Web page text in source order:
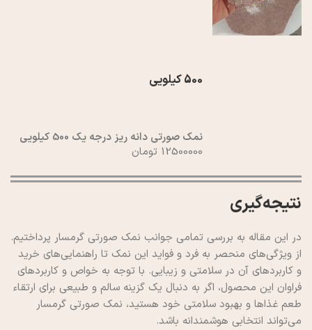
500 کیلویی
نمک صورتی دانه ریز درجه یک 500 کیلویی
12500000 تومان
نتیجه‌گیری
در این مقاله به بررسی تمامی جوانب نمک صورتی گرمسار پرداختیم.
از ویژگی‌های منحصر به فرد و فواید این نمک تا راهنمایی‌های خرید
و کاربردهای آن در سلامتی و زیبایی. با توجه به خواص و کاربردهای
فراوان این محصول، اگر به دنبال یک گزینه سالم و طبیعی برای ارتقاء
طعم غذاها و بهبود سلامتی خود هستید، نمک صورتی گرمسار
می‌تواند انتخابی هوشمندانه باشد.